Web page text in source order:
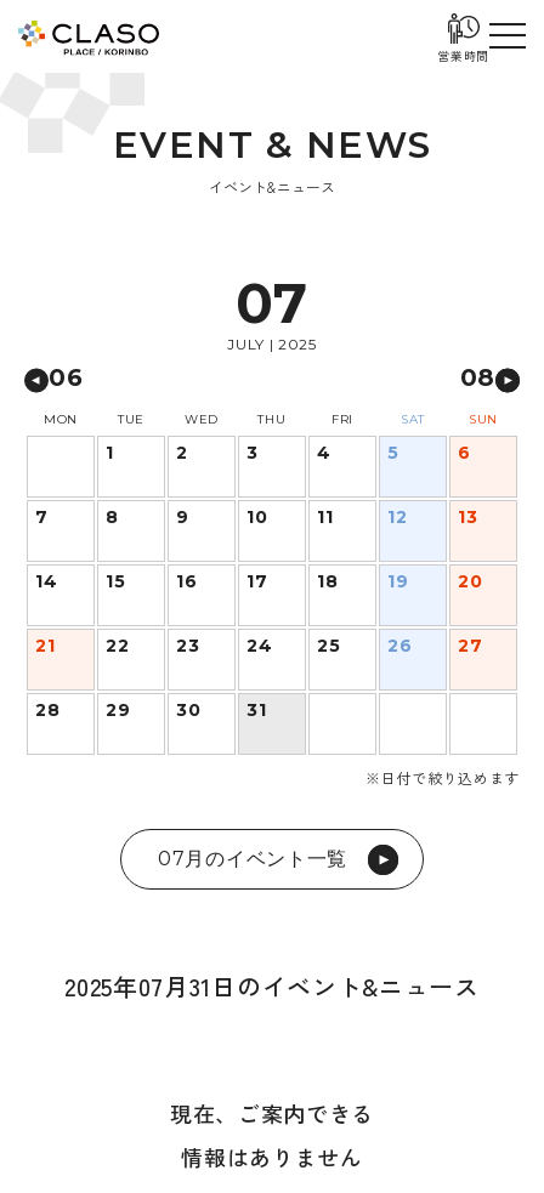
営業時間
EVENT & NEWS
イベント&ニュース
07
JULY | 2025
06 08
MON TUE WED THU FRI SAT SUN
1 2 3 4 5 6
7 8 9 10 11 12 13
14 15 16 17 18 19 20
21 22 23 24 25 26 27
28 29 30 31
※日付で絞り込めます
07月のイベント一覧
2025年07月31日のイベント&ニュース
現在、ご案内できる
情報はありません